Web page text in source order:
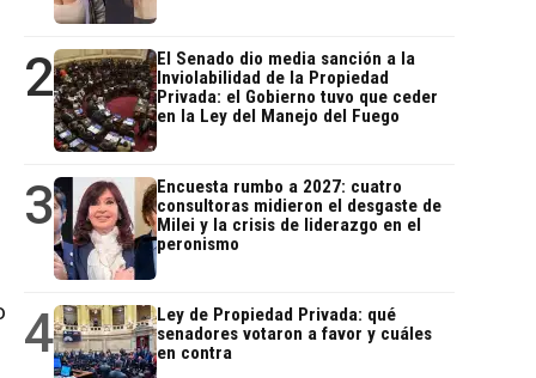
2
El Senado dio media sanción a la
Inviolabilidad de la Propiedad
Privada: el Gobierno tuvo que ceder
en la Ley del Manejo del Fuego
3
Encuesta rumbo a 2027: cuatro
consultoras midieron el desgaste de
Milei y la crisis de liderazgo en el
peronismo
4
Ley de Propiedad Privada: qué
senadores votaron a favor y cuáles
en contra